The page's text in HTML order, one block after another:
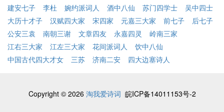
建安七子
李杜 婉约派词人 酒中八仙 苏门四学士
吴中四士
大历十才子
汉赋四大家 宋四家 元嘉三大家 前七子
后七子
公安三袁
南朝三谢 文章四友 永嘉四灵
岭南三家
江右三大家
江左三大家 花间派词人
饮中八仙
中国古代四大才女
三苏 济南二安 四大边塞诗人
Copyright © 2026 淘我爱诗词 皖ICP备14011153号-2